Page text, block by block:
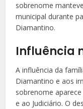
sobrenome
municipal durante
Diamantino.
Influência
A influência da
Diamantino e aos
sobrenome
e ao Judiciário. O